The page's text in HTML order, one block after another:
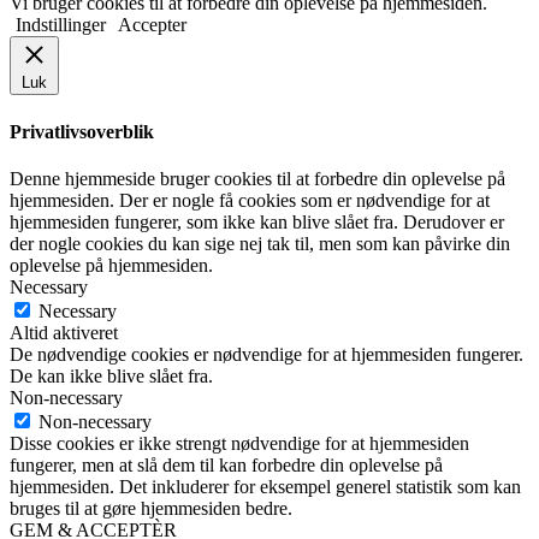
Indstillinger
Accepter
Luk
Privatlivsoverblik
Denne hjemmeside bruger cookies til at forbedre din oplevelse på
hjemmesiden. Der er nogle få cookies som er nødvendige for at
hjemmesiden fungerer, som ikke kan blive slået fra. Derudover er
der nogle cookies du kan sige nej tak til, men som kan påvirke din
oplevelse på hjemmesiden.
Necessary
Necessary
Altid aktiveret
De nødvendige cookies er nødvendige for at hjemmesiden fungerer.
De kan ikke blive slået fra.
Non-necessary
Non-necessary
Disse cookies er ikke strengt nødvendige for at hjemmesiden
fungerer, men at slå dem til kan forbedre din oplevelse på
hjemmesiden. Det inkluderer for eksempel generel statistik som kan
bruges til at gøre hjemmesiden bedre.
GEM & ACCEPTÈR